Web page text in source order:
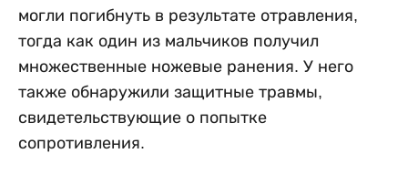
могли погибнуть в результате отравления,
тогда как один из мальчиков получил
множественные ножевые ранения. У него
также обнаружили защитные травмы,
свидетельствующие о попытке
сопротивления.